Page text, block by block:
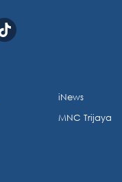
iNews
MNC Trijaya